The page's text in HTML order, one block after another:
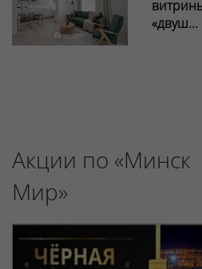
«двуш...
Акции по «Минск
Мир»